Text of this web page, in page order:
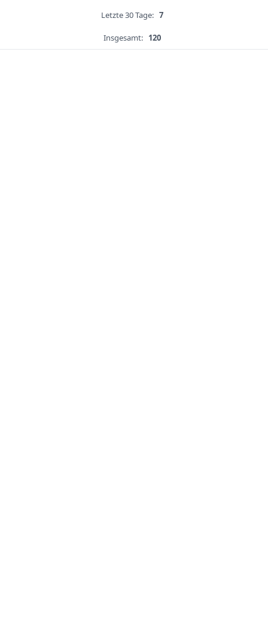
Letzte 30 Tage: 7
Insgesamt: 120